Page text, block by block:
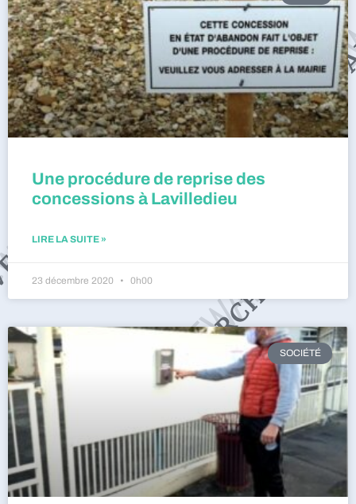
Une procédure de reprise des
concessions à Lavilledieu
LIRE LA SUITE »
23 décembre 2020 0h00
SOCIÉTÉ